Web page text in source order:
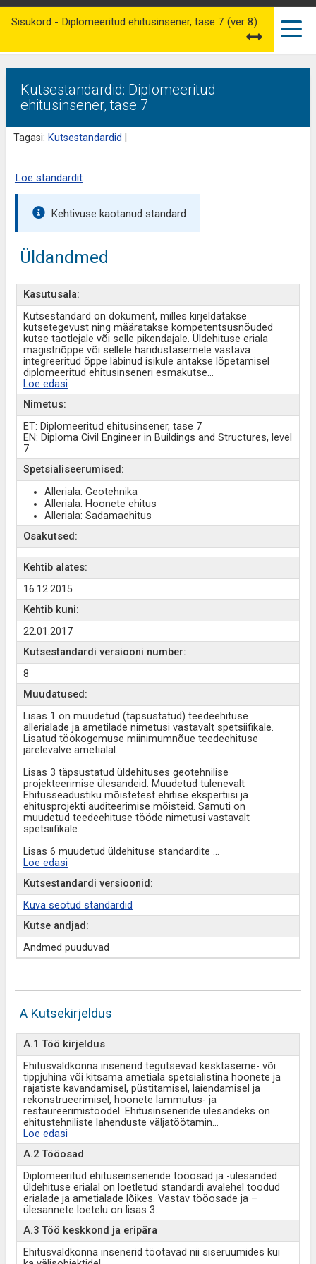
Kutsestandardid: Diplomeeritud
ehitusinsener, tase 7
Tagasi: Kutsestandardid
Sisukord - Diplomeeritud ehitusinsener, tase 7 (ver 8)
Loe standardit
Kehtivuse kaotanud standard
Üldandmed
Kasutusala:
Kutsestandard on dokument, milles kirjeldatakse
kutsetegevust ning määratakse kompetentsusnõuded
kutse taotlejale või selle pikendajale. Üldehituse eriala
magistriõppe või sellele haridustasemele vastava
integreeritud õppe läbinud isikule antakse lõpetamisel
diplomeeritud ehitusinseneri esmakutse...
Loe edasi
Nimetus:
ET: Diplomeeritud ehitusinsener, tase 7
EN: Diploma Civil Engineer in Buildings and Structures, level
7
Spetsialiseerumised:
Alleriala: Geotehnika
Alleriala: Hoonete ehitus
Alleriala: Sadamaehitus
Osakutsed:
Kehtib alates:
16.12.2015
Kehtib kuni:
22.01.2017
Kutsestandardi versiooni number:
8
Muudatused:
Lisas 1 on muudetud (täpsustatud) teedeehituse
allerialade ja ametilade nimetusi vastavalt spetsiifikale.
Lisatud töökogemuse miinimumnõue teedeehituse
järelevalve ametialal.
Lisas 3 täpsustatud üldehituses geotehnilise
projekteerimise ülesandeid. Muudetud tulenevalt
Ehitusseadustiku mõistetest ehitise ekspertiisi ja
ehitusprojekti auditeerimise mõisteid. Samuti on
muudetud teedeehituse tööde nimetusi vastavalt
spetsiifikale.
Lisas 6 muudetud üldehituse standardite ...
Loe edasi
Kutsestandardi versioonid:
Kuva seotud standardid
Kutse andjad:
Andmed puuduvad
A Kutsekirjeldus
A.1 Töö kirjeldus
Ehitusvaldkonna insenerid tegutsevad kesktaseme- või
tippjuhina või kitsama ametiala spetsialistina hoonete ja
rajatiste kavandamisel, püstitamisel, laiendamisel ja
rekonstrueerimisel, hoonete lammutus- ja
restaureerimistöödel. Ehitusinseneride ülesandeks on
ehitustehniliste lahenduste väljatöötamin...
Loe edasi
A.2 Tööosad
Diplomeeritud ehituseinseneride tööosad ja -ülesanded
üldehituse erialal on loetletud standardi avalehel toodud
erialade ja ametialade lõikes. Vastav tööosade ja –
ülesannete loetelu on lisas 3.
A.3 Töö keskkond ja eripära
Ehitusvaldkonna insenerid töötavad nii siseruumides kui